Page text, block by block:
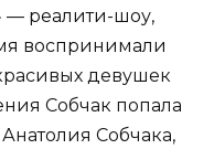
реалити-шоу,
воспринимали
девушек
Собчак попала
Собчака,